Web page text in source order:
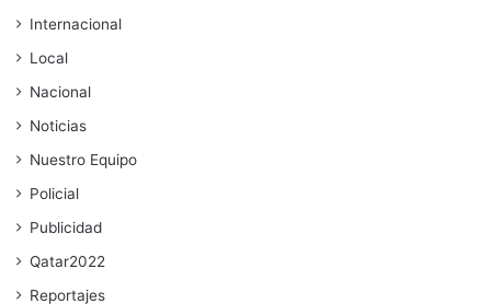
Internacional
Local
Nacional
Noticias
Nuestro Equipo
Policial
Publicidad
Qatar2022
Reportajes